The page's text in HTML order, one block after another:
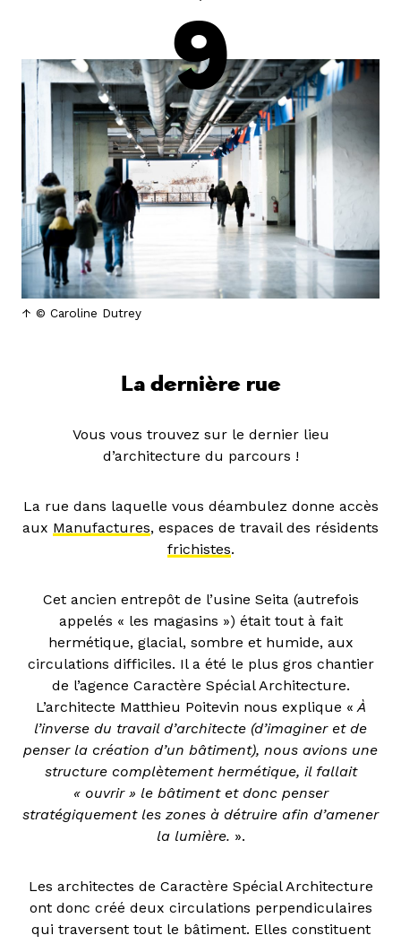
9
© Caroline Dutrey
La dernière rue
Vous vous trouvez sur le dernier lieu
d’architecture du parcours !
La rue dans laquelle vous déambulez donne accès
aux Manufactures, espaces de travail des résidents
frichistes.
Cet ancien entrepôt de l’usine Seita (autrefois
appelés « les magasins ») était tout à fait
hermétique, glacial, sombre et humide, aux
circulations difficiles. Il a été le plus gros chantier
de l’agence Caractère Spécial Architecture.
L’architecte Matthieu Poitevin nous explique « À
l’inverse du travail d’architecte (d’imaginer et de
penser la création d’un bâtiment), nous avions une
structure complètement hermétique, il fallait
« ouvrir » le bâtiment et donc penser
stratégiquement les zones à détruire afin d’amener
la lumière. ».
Les architectes de Caractère Spécial Architecture
ont donc créé deux circulations perpendiculaires
qui traversent tout le bâtiment. Elles constituent